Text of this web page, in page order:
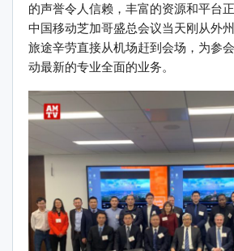
的声誉令人信赖，丰富的资源和平台
中国移动芝加哥盛总会议当天刚从外
旅途辛劳直接从机场赶到会场，为参
动最新的专业全面的业务。